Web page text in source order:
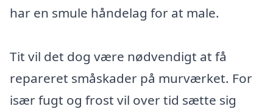
har en smule håndelag for at male.
Tit vil det dog være nødvendigt at få
repareret småskader på murværket. For
især fugt og frost vil over tid sætte sig